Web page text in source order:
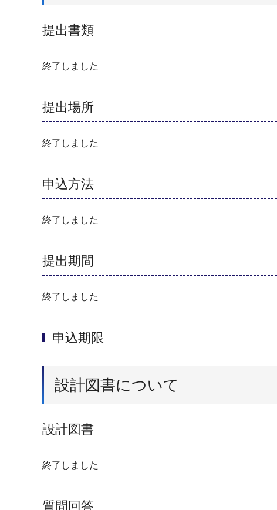
提出書類
終了しました
提出場所
終了しました
申込方法
終了しました
提出期間
終了しました
申込期限
設計図書について
設計図書
終了しました
質問回答